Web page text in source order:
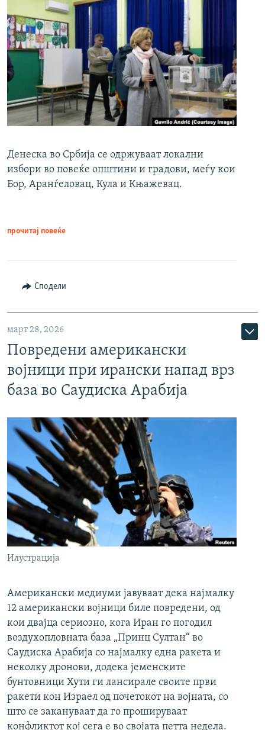
Денеска во Србија се одржуваат локални
избори во повеќе општини и градови, меѓу кои
Бор, Аранѓеловац, Кула и Књажевац.
прочитај повеќе
Сподели
март 28, 2026
Повредени американски
војници при ирански напад врз
база во Саудиска Арабија
Илустрација
Американски медиуми јавуваат дека најмалку
12 американски војници биле повредени, од
кои двајца сериозно, кога Иран го погодил
воздухопловната база „Принц Султан“ во
Саудиска Арабија со најмалку една ракета и
неколку дронови, додека јеменските
бунтовници Хути ги лансирале своите први
ракети кон Израел од почетокот на војната, со
што се закануваат да го прошируваат
конфликтот кој сега е во својата петта недела.